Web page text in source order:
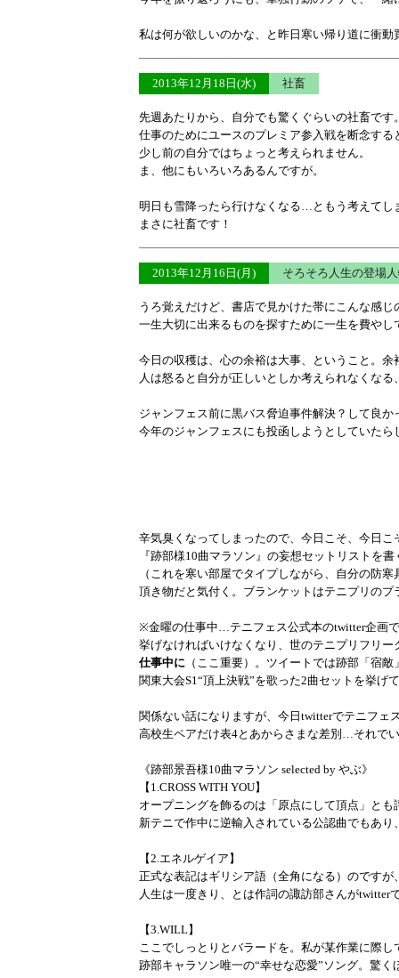
私は何が欲しいのかな、と昨日寒い帰り道に衝
2013年12月18日(水) 社畜
先週あたりから、自分でも驚くぐらいの社畜です
仕事のためにユースのプレミア参入戦を断念する
少し前の自分ではちょっと考えられません。
ま、他にもいろいろあるんですが。
明日も雪降ったら行けなくなる…ともう考えてし
まさに社畜です！
2013年12月16日(月) そろそろ人生の登場
うろ覚えだけど、書店で見かけた帯にこんな感
一生大切に出来るものを探すために一生を費や
今日の収穫は、心の余裕は大事、ということ。
人は怒ると自分が正しいとしか考えられなくな
ジャンフェス前に黒バス脅迫事件解決？して良か
今年のジャンフェスにも投函しようとしていた
辛気臭くなってしまったので、今日こそ、今日こ
『跡部様10曲マラソン』の妄想セットリストを
（これを寒い部屋でタイプしながら、自分の防
頂き物だと気付く。ブランケットはテニプリの
※金曜の仕事中…テニフェス公式本のtwitter企画
挙げなければいけなくなり、世のテニプリフリ
仕事中に （ここ重要）。ツイートでは跡部「宿敵
関東大会S1“頂上決戦”を歌った2曲セットを挙げ
関係ない話になりますが、今日twitterでテニフェ
高校生ペアだけ表4とあからさまな差別…それで
《跡部景吾様10曲マラソン selected by やぶ》
【1.CROSS WITH YOU】
オープニングを飾るのは「原点にして頂点」とも
新テニで作中に逆輸入されている公認曲でもあ
【2.エネルゲイア】
正式な表記はギリシア語（全角になる）のです
人生は一度きり、とは作詞の諏訪部さんがtwitter
【3.WILL】
ここでしっとりとバラードを。私が某作業に際し
跡部キャラソン唯一の“幸せな恋愛”ソング。驚く